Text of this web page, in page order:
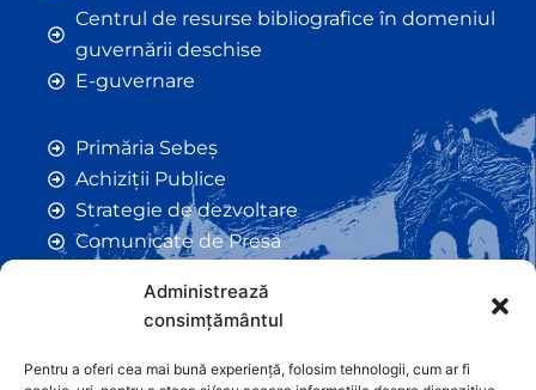
Administrează
consimțământul
Pentru a oferi cea mai bună experiență, folosim tehnologii, cum ar fi
Centrul de resurse bibliografice în domeniul
guvernării deschise
E-guvernare
Primăria Sebeș
Achiziții Publice
Strategie de dezvoltare
Comunicate de Presă
Anunțuri
Hotarâri de Consiliu
Certificate de Urbanism